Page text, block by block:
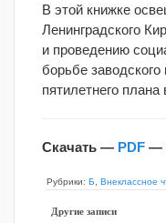
В этой книжке
Ленинградского
и проведению
борьбе
пятилетнего плана
Скачать — PDF —
Рубрики: Б Внеклассное
Другие записи